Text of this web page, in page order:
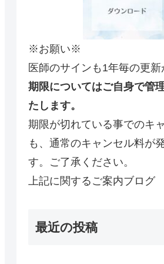
※お願い※
医師のサインも1年毎の更新
期限についてはご自身で管
たします。
期限が切れている事でのキ
も、通常のキャンセル料が
す。ご了承ください。
上記に関するご案内ブログ
最近の投稿